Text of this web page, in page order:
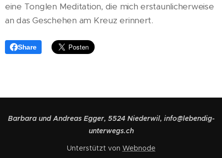
eine Tonglen Meditation, die mich erstaunlicherweise
an das Geschehen am Kreuz erinnert.
Share
Barbara und Andreas Egger, 5524 Niederwil, info@lebendig-
unterwegs.ch
Unterstützt von Webnode